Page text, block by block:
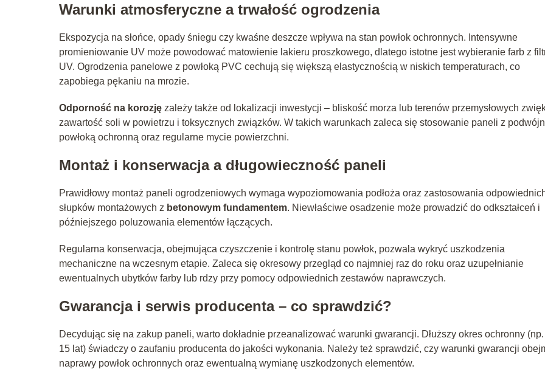
Warunki atmosferyczne a trwałość ogrodzenia
Ekspozycja na słońce, opady śniegu czy kwaśne deszcze wpływa na stan powłok ochronnych. Intensywne
promieniowanie UV może powodować matowienie lakieru proszkowego, dlatego istotne jest wybieranie farb z
UV. Ogrodzenia panelowe z powłoką PVC cechują się większą elastycznością w niskich temperaturach, co
zapobiega pękaniu na mrozie.
Odporność na korozję zależy także od lokalizacji inwestycji – bliskość morza lub terenów przemysłowych
zawartość soli w powietrzu i toksycznych związków. W takich warunkach zaleca się stosowanie paneli z
powłoką ochronną oraz regularne mycie powierzchni.
Montaż i konserwacja a długowieczność paneli
Prawidłowy montaż paneli ogrodzeniowych wymaga wypoziomowania podłoża oraz zastosowania
słupków montażowych z betonowym fundamentem. Niewłaściwe osadzenie może prowadzić do odkształceń i
późniejszego poluzowania elementów łączących.
Regularna konserwacja, obejmująca czyszczenie i kontrolę stanu powłok, pozwala wykryć uszkodzenia
mechaniczne na wczesnym etapie. Zaleca się okresowy przegląd co najmniej raz do roku oraz uzupełnianie
ewentualnych ubytków farby lub rdzy przy pomocy odpowiednich zestawów naprawczych.
Gwarancja i serwis producenta – co sprawdzić?
Decydując się na zakup paneli, warto dokładnie przeanalizować warunki gwarancji. Dłuższy okres ochronny
15 lat) świadczy o zaufaniu producenta do jakości wykonania. Należy też sprawdzić, czy warunki gwarancji
naprawy powłok ochronnych oraz ewentualną wymianę uszkodzonych elementów.